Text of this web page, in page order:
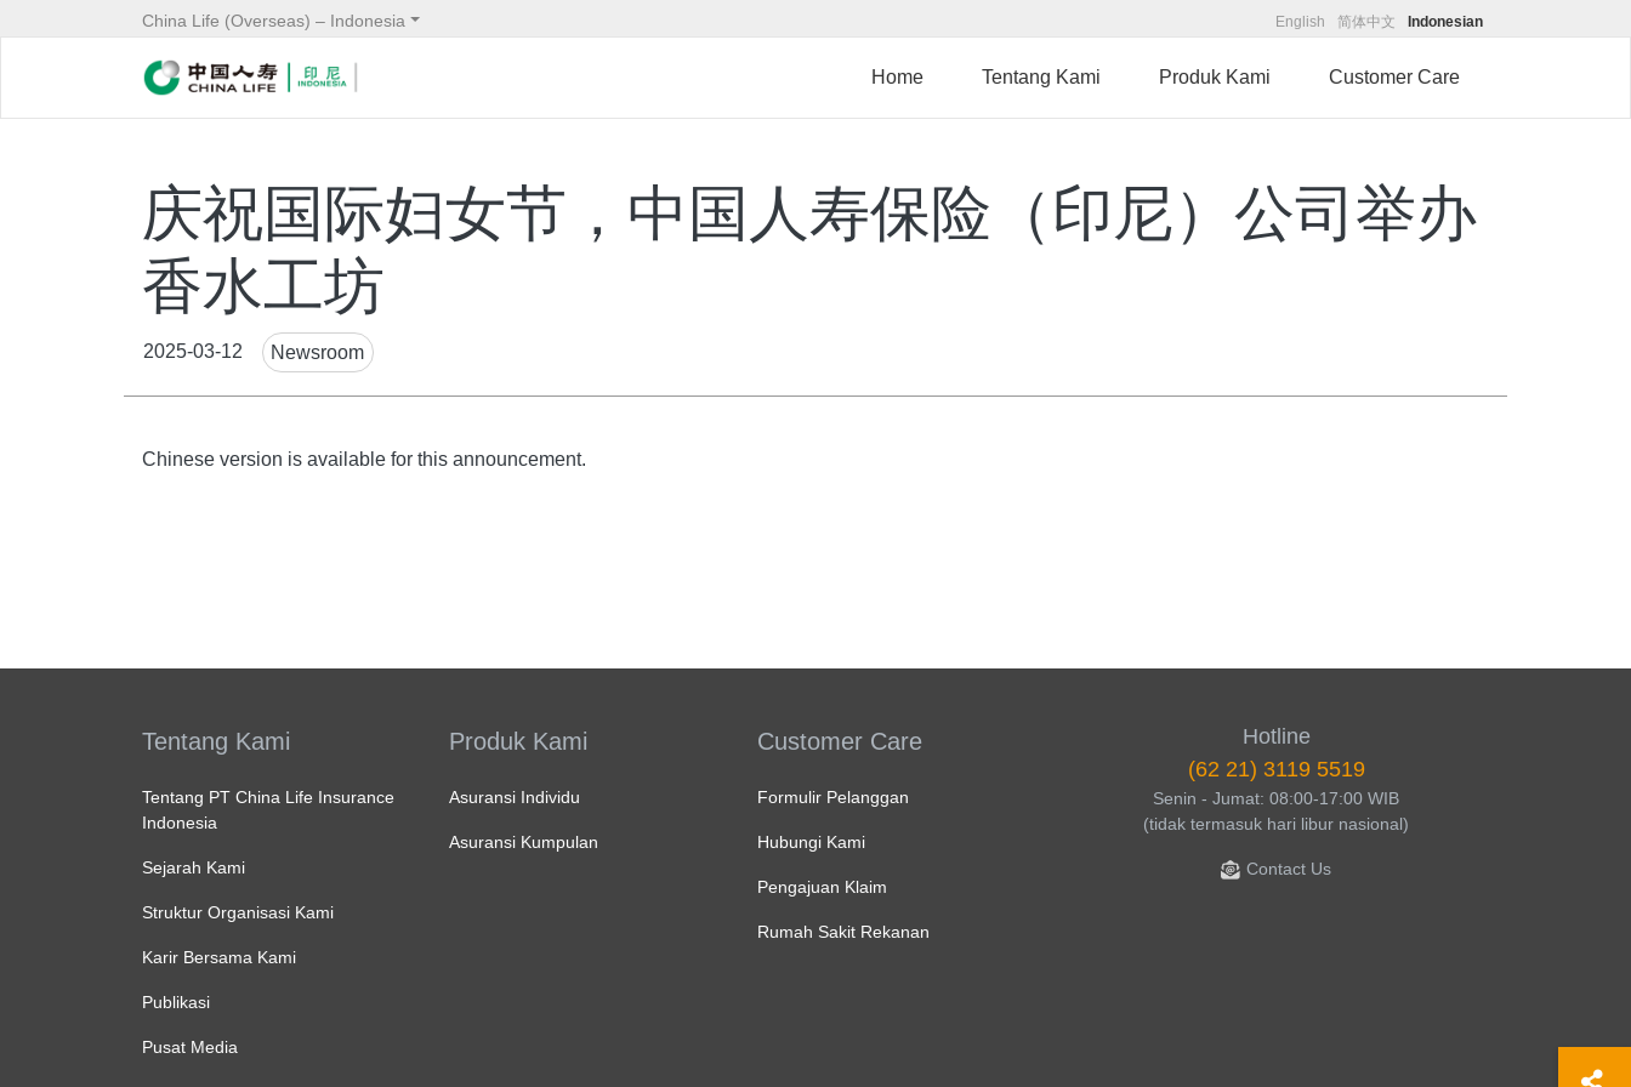
ke
China Life (Overseas) – Indonesia English 简体中文 Indonesian
Home Tentang Kami Produk Kami Customer Care
庆祝国际妇女节，中国人寿保险（印尼）公司举办
香水工坊
2025-03-12
News
Tags
Newsroom
Body
Chinese version is available for this announcement.
Tentang Kami
Tentang PT China Life Insurance
Indonesia
Sejarah Kami
Struktur Organisasi Kami
Karir Bersama Kami
Publikasi
Pusat Media
Produk Kami
Asuransi Individu
Asuransi Kumpulan
Customer Care
Formulir Pelanggan
Hubungi Kami
Pengajuan Klaim
Rumah Sakit Rekanan
Hotline
(62 21) 3119 5519
Senin - Jumat: 08:00-17:00 WIB
(tidak termasuk hari libur nasional)
Contact Us